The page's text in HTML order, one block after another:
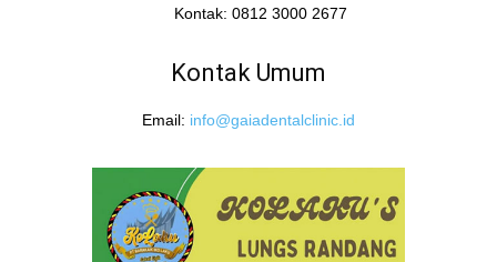
Kontak: 0812 3000 2677
Kontak Umum
Email: info@gaiadentalclinic.id